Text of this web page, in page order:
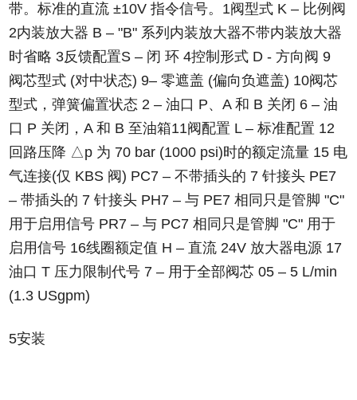
带。标准的直流 ±10V 指令信号。1阀型式 K – 比例阀
2内装放大器 B – "B" 系列内装放大器不带内装放大器
时省略 3反馈配置S – 闭 环 4控制形式 D - 方向阀9
阀芯型式 (对中状态)9– 零遮盖 (偏向负遮盖) 10阀芯
型式，弹簧偏置状态 2 – 油口 P、A 和 B 关闭 6 – 油
口 P 关闭，A 和 B 至油箱11阀配置 L – 标准配置 12
回路压降 △p 为 70 bar (1000 psi)时的额定流量 15 电
气连接(仅 KBS 阀) PC7 – 不带插头的 7 针接头 PE7
– 带插头的 7 针接头 PH7 – 与 PE7 相同只是管脚 "C"
用于启用信号 PR7 – 与 PC7 相同只是管脚 "C" 用于
启用信号 16线圈额定值 H – 直流 24V 放大器电源 17
油口 T 压力限制代号 7 – 用于全部阀芯 05 – 5 L/min
(1.3 USgpm)
5安装